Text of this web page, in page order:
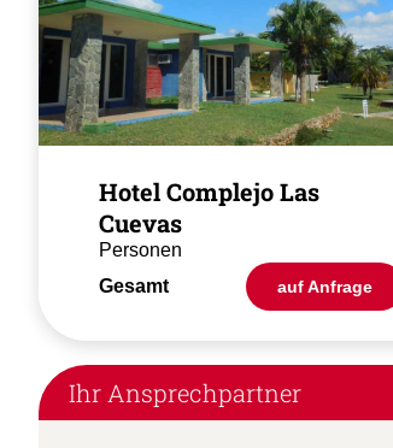
Hotel Complejo Las
Cuevas
Personen
Gesamt
auf Anfrage
Ihr Ansprechpartner